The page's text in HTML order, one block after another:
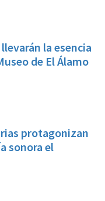
la esencia
de El Álamo
protagonizan
sonora el